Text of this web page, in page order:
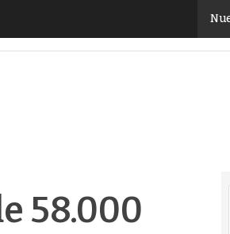
de euros al sector de los
58.000